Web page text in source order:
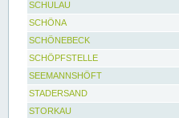
SCHULAU
SCHÖNA
SCHÖNEBECK
SCHÖPFSTELLE
SEEMANNSHÖFT
STADERSAND
STORKAU